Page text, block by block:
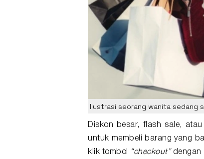
Ilustrasi seorang wanita sedang
Diskon besar, flash sale, atau
untuk membeli barang yang
klik tombol
“checkout”dengan